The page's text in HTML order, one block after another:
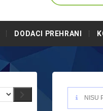
DODACI PREHRANI
NISU